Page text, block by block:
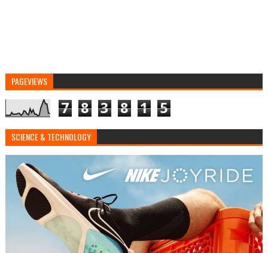
PAGEVIEWS
7 8 3 8 1 5
SCIENCE & TECHNOLOGY